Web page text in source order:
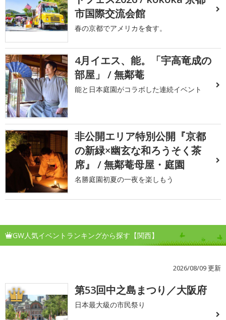
市国際交流会館
春の京都でアメリカを食す。
4月イエス、能。「宇高竜成の
部屋」 / 無鄰菴
能と日本庭園がコラボした連続イベント
非公開エリア特別公開『京都
の新緑×幽玄な和ろうそく茶
席』 / 無鄰菴母屋・庭園
名勝庭園初夏の一夜を楽しもう
GW人気イベントランキングから探す【関西】
2026/08/09 更新
1 第53回中之島まつり／大阪府
日本最大級の市民祭り